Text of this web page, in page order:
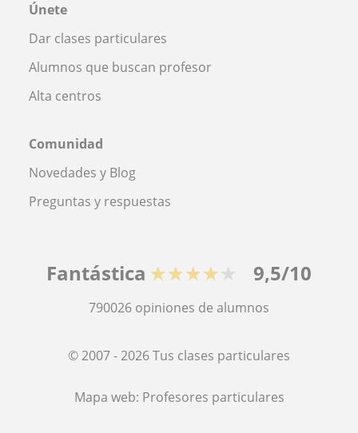
Únete
Dar clases particulares
Alumnos que buscan profesor
Alta centros
Comunidad
Novedades y Blog
Preguntas y respuestas
Fantástica ★★★★★ 9,5/10
790026 opiniones de alumnos
© 2007 - 2026 Tus clases particulares
Mapa web: Profesores particulares